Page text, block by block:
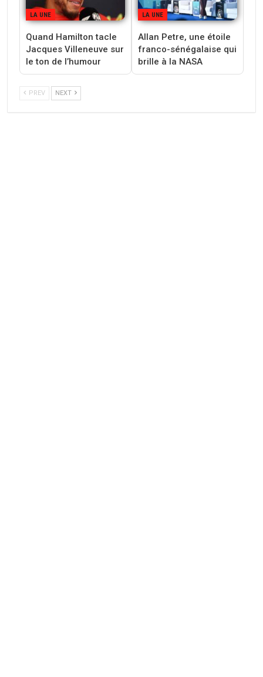
LA UNE
Quand Hamilton tacle
Jacques Villeneuve sur
le ton de l’humour
LA UNE
Allan Petre, une étoile
franco-sénégalaise qui
brille à la NASA
PREV NEXT